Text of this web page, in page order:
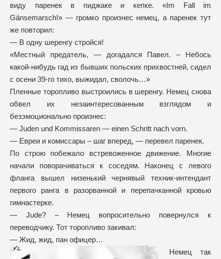
виду паренек в пиджаке и кепке. «Im Fall im
Gänsemarsch!» — громко произнес немец, а паренек тут
же повторил:
— В одну шеренгу стройся!
«Местный предатель, — догадался Павел. – Небось
какой-нибудь гад из бывших польских прихвостней, сидел
с осени 39-го тихо, выжидал, сволочь…»
Пленные торопливо выстроились в шеренгу. Немец снова
обвел их незаинтересованным взглядом и
безэмоционально произнес:
— Juden und Kommissaren — einen Schritt nach vorn.
— Евреи и комиссары – шаг вперед, — перевел паренек.
По строю побежало встревоженное движение. Многие
начали поворачиваться к соседям. Наконец с левого
фланга вышел низенький чернявый техник-интендант
первого ранга в разорванной и перепачканной кровью
гимнастерке.
— Jude? – Немец вопросительно повернулся к
переводчику. Тот торопливо закивал:
— Жид, жид, пан офицер…
Немец так